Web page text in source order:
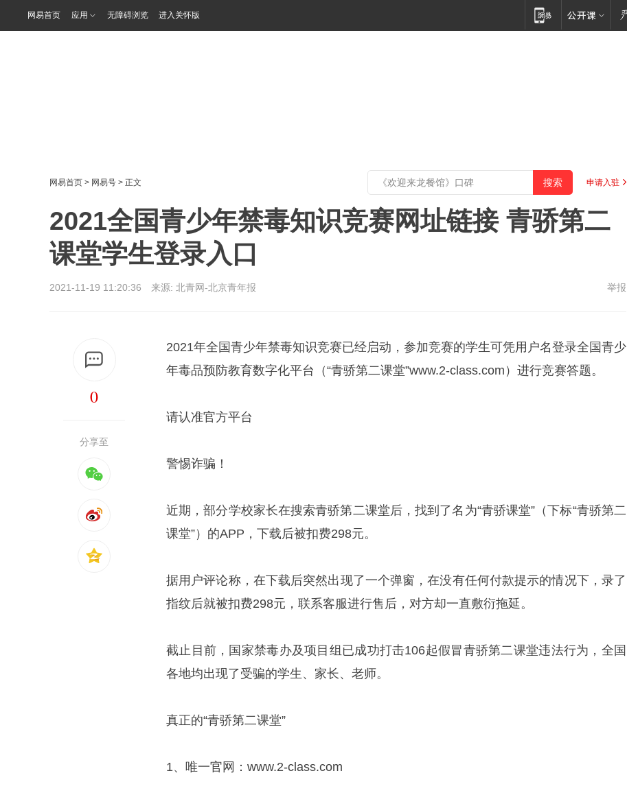
网易首页 应用 无障碍浏览 进入关怀版
网易首页 > 网易号 > 正文 申请入驻
2021全国青少年禁毒知识竞赛网址链接 青骄第二
课堂学生登录入口
2021-11-19 11:20:36 来源: 北青网-北京青年报 举报
0
分享至
2021年全国青少年禁毒知识竞赛已经启动，参加竞赛的学生可凭用户名登录全国青少
年毒品预防教育数字化平台（“青骄第二课堂”www.2-class.com）进行竞赛答题。
请认准官方平台
警惕诈骗！
近期，部分学校家长在搜索青骄第二课堂后，找到了名为“青骄课堂”（下标“青骄第二
课堂”）的APP，下载后被扣费298元。
据用户评论称，在下载后突然出现了一个弹窗，在没有任何付款提示的情况下，录了
指纹后就被扣费298元，联系客服进行售后，对方却一直敷衍拖延。
截止目前，国家禁毒办及项目组已成功打击106起假冒青骄第二课堂违法行为，全国
各地均出现了受骗的学生、家长、老师。
真正的“青骄第二课堂”
1、唯一官网：www.2-class.com